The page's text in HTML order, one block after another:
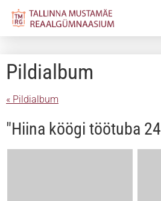
Pildialbum
« Pildialbum
"Hiina köögi töötuba